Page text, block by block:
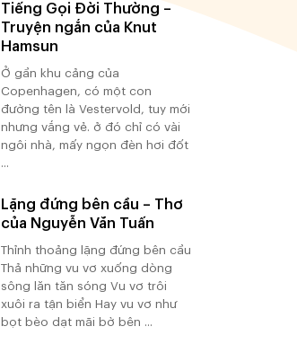
Tiếng Gọi Đời Thường –
Truyện ngắn của Knut
Hamsun
Ở gần khu cảng của
Copenhagen, có một con
đường tên là Vestervold, tuy mới
nhưng vắng vẻ. ở đó chỉ có vài
ngôi nhà, mấy ngọn đèn hơi đốt
...
Lặng đứng bên cầu – Thơ
của Nguyễn Văn Tuấn
Thỉnh thoảng lặng đứng bên cầu
Thả những vu vơ xuống dòng
sông lăn tăn sóng Vu vơ trôi
xuôi ra tận biển Hay vu vơ như
bọt bèo dạt mãi bờ bên ...